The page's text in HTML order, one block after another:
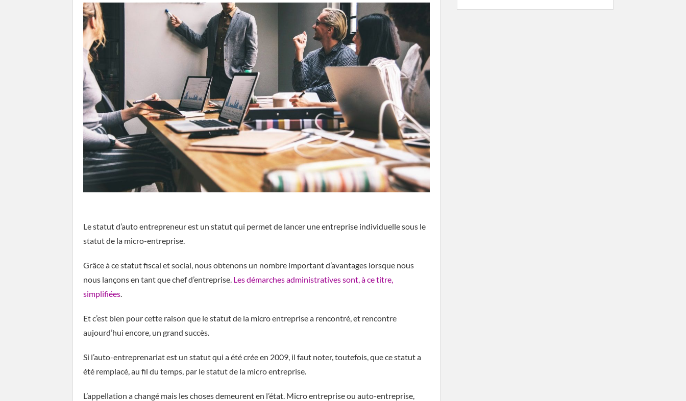
Le statut d’auto entrepreneur est un statut qui permet de lancer une entreprise individuelle sous le
statut de la micro-entreprise.
Grâce à ce statut fiscal et social, nous obtenons un nombre important d’avantages lorsque nous
nous lançons en tant que chef d’entreprise. Les démarches administratives sont, à ce titre,
simplifiées.
Et c’est bien pour cette raison que le statut de la micro entreprise a rencontré, et rencontre
aujourd’hui encore, un grand succès.
Si l’auto-entreprenariat est un statut qui a été crée en 2009, il faut noter, toutefois, que ce statut a
été remplacé, au fil du temps, par le statut de la micro entreprise.
L’appellation a changé mais les choses demeurent en l’état. Micro entreprise ou auto-entreprise,